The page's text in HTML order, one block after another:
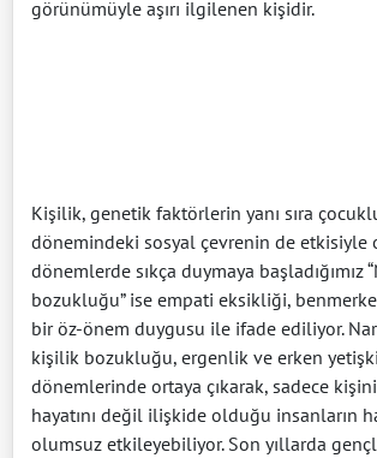
görünümüyle aşırı ilgilenen kişidir.
Kişilik, genetik faktörlerin yanı sıra
dönemindeki sosyal çevrenin de etkisiyle
dönemlerde sıkça duymaya başladığımız
bozukluğu” ise empati eksikliği,
bir öz-önem duygusu ile ifade ediliyor.
kişilik bozukluğu, ergenlik ve erken
dönemlerinde ortaya çıkarak, sadece
hayatını değil ilişkide olduğu insanların
olumsuz etkileyebiliyor. Son yıllarda